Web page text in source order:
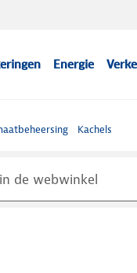
Energie
Kachels